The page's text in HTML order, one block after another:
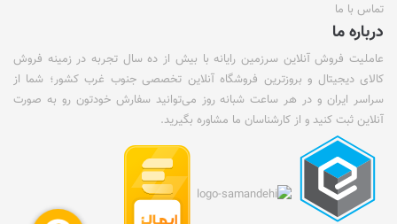
تماس با ما
درباره ما
عاملیت فروش آنلاین سرزمین رایانه با بیش از ده سال تجربه در زمینه فروش
کالای دیجیتال و بروزترین فروشگاه آنلاین تخصصی جنوب غرب کشور؛ شما از
سراسر ایران و در هر ساعت شبانه روز می‌توانید سفارش خودتون رو به صورت
آنلاین ثبت کنید و از کارشناسان ما مشاوره بگیرید.